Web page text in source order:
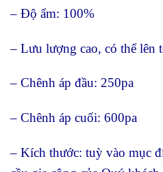
– Độ ẩm: 100%
– Lưu lượng cao, có thể lên
– Chênh áp đầu: 250pa
– Chênh áp cuối: 600pa
– Kích thước: tuỳ vào mục